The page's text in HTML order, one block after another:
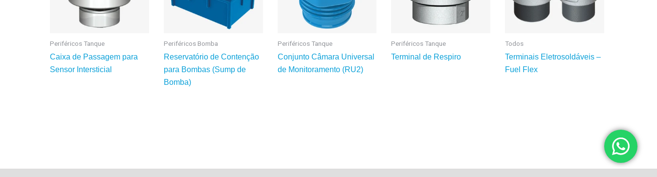
Periféricos Tanque
Caixa de Passagem para
Sensor Intersticial
Periféricos Bomba
Reservatório de Contenção
para Bombas (Sump de
Bomba)
Periféricos Tanque
Conjunto Câmara Universal
de Monitoramento (RU2)
Periféricos Tanque
Terminal de Respiro
Todos
Terminais Eletrosoldáveis –
Fuel Flex